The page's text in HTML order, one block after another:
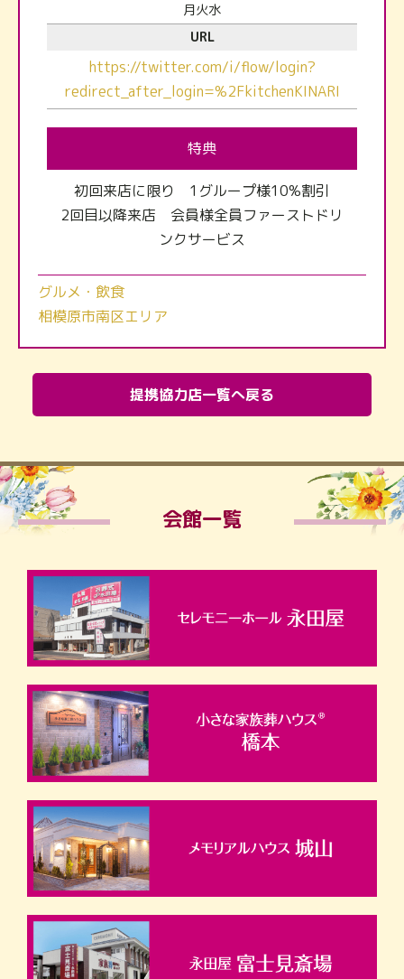
月火水
URL
https://twitter.com/i/flow/login?
redirect_after_login=%2FkitchenKINARI
特典
初回来店に限り 1グループ様10%割引
2回目以降来店 会員様全員ファーストドリ
ンクサービス
グルメ・飲食
相模原市南区エリア
提携協力店一覧へ戻る
会館一覧